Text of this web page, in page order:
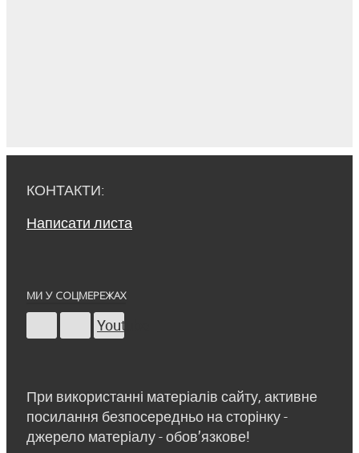
КОНТАКТИ:
Написати листа
МИ У СОЦМЕРЕЖАХ
Youtube
При використанні матеріалів сайту, активне
посилання безпосередньо на сторінку -
джерело матеріалу - обов’язкове!